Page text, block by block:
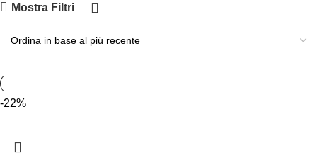
Mostra Filtri
-22%